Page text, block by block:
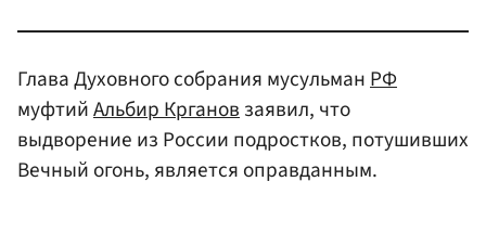
Глава Духовного собрания мусульманРФ
муфтийАльбир Кргановзаявил, что
выдворение из России подростков, потушивших
Вечный огонь, является оправданным.